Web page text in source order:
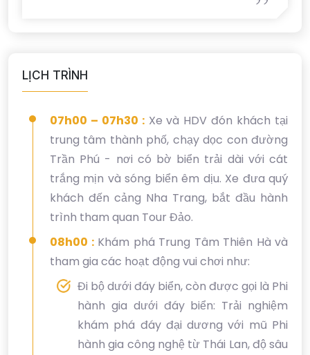
LỊCH TRÌNH
07h00 – 07h30 :Xe và HDV đón khách tại
trung tâm thành phố, chạy dọc con đường
Trần Phú - nơi có bờ biển trải dài với cát
trắng mịn và sóng biển êm dịu. Xe đưa quý
khách đến cảng Nha Trang, bắt đầu hành
trình tham quan Tour Đảo.
08h00 :Khám phá Trung Tâm Thiên Hà và
tham gia các hoạt động vui chơi như:
Đi bộ dưới đáy biển, còn được gọi là Phi
hành gia dưới đáy biển: Trải nghiệm
khám phá đáy đại dương với mũ Phi
hành gia công nghệ từ Thái Lan, độ sâu